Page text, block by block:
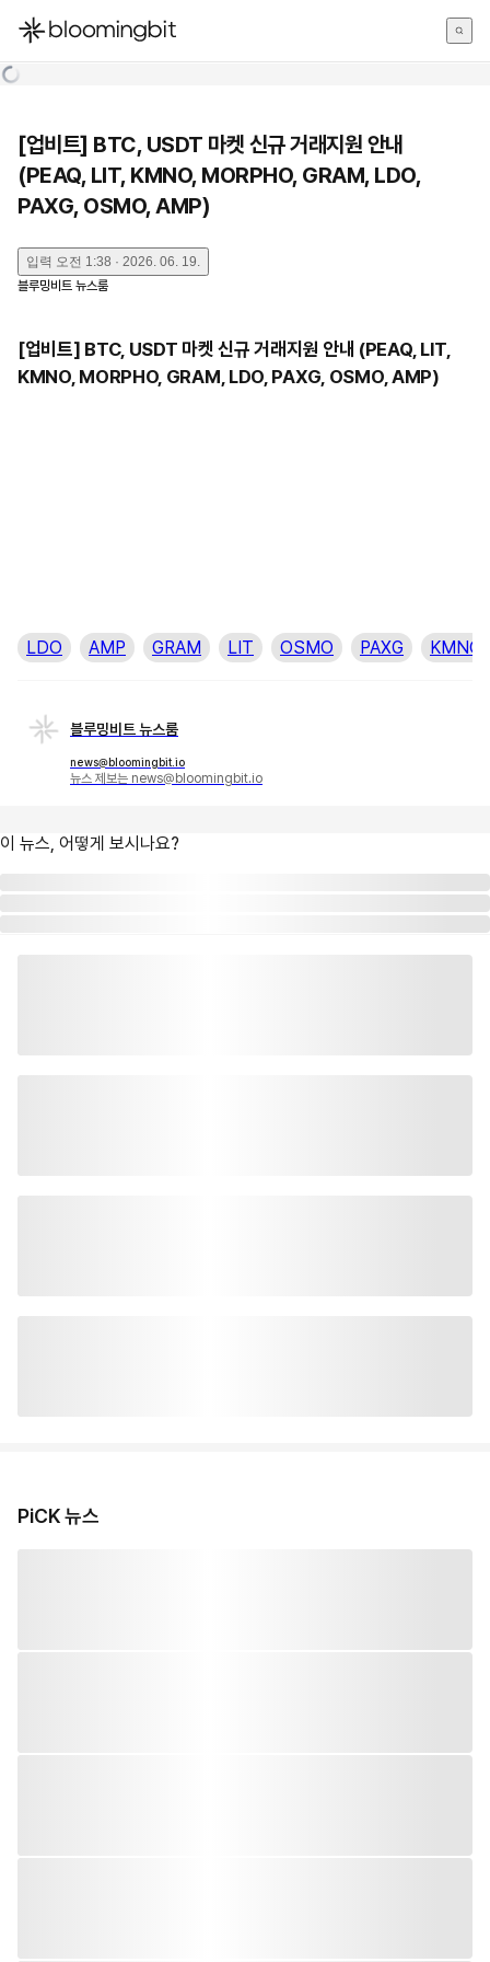
한국어
[업비트] BTC, USDT 마켓 신규 거래지원 안내
(PEAQ, LIT, KMNO, MORPHO, GRAM, LDO,
PAXG, OSMO, AMP)
입력 오전 1:38 · 2026. 06. 19.
블루밍비트 뉴스룸
[업비트] BTC, USDT 마켓 신규 거래지원 안내 (PEAQ, LIT,
KMNO, MORPHO, GRAM, LDO, PAXG, OSMO, AMP)
LDO AMP GRAM LIT OSMO PAXG KMNO
블루밍비트 뉴스룸
news@bloomingbit.io
뉴스 제보는 news@bloomingbit.io
이 뉴스, 어떻게 보시나요?
PiCK 뉴스